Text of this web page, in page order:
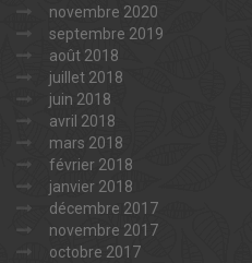
novembre 2020
septembre 2019
août 2018
juillet 2018
juin 2018
avril 2018
mars 2018
février 2018
janvier 2018
décembre 2017
novembre 2017
octobre 2017